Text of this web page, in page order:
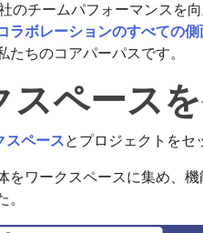
のチームパフォーマンスを
ラボレーションのすべての
たちのコアパーパスです。
ペース
スペースとプロジェクトをセ
をワークスペースに集め、